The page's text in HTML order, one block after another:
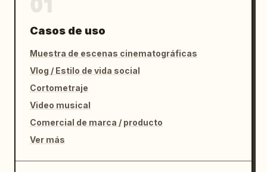
Casos de uso
Muestra de escenas cinematográficas
Vlog / Estilo de vida social
Cortometraje
Video musical
Comercial de marca / producto
Ver más